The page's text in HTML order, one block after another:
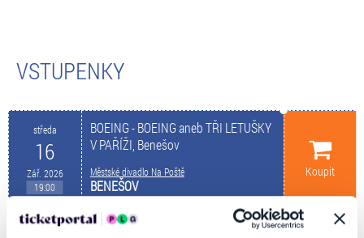
VSTUPENKY
středa
16
Zář. 2026
19:00
BOEING - BOEING aneb TŘI LETUŠKY
V PAŘÍŽI, Benešov
Městské divadlo Na Poště
BENEŠOV
Koupit